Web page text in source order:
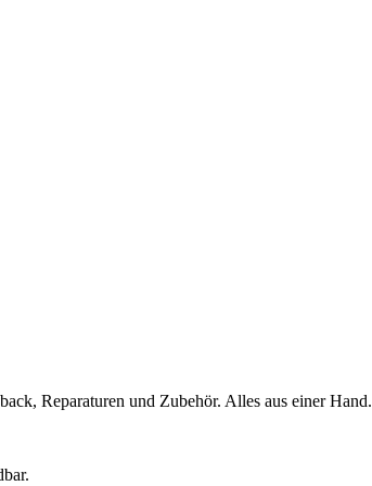
Reparaturen und Zubehör. Alles aus einer Hand.